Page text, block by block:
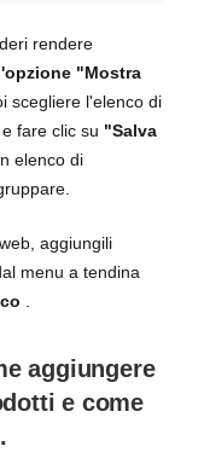
rendere
"Mostra
scegliere l'elenco di
fare clic su "Salva
elenco di
aggiungili
menu a tendina
.
aggiungere
e come